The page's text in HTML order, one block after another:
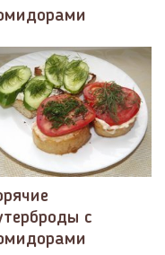
с